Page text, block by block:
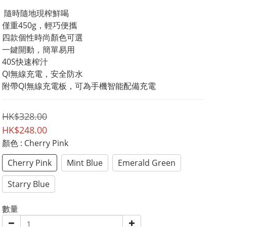
隨時隨地現榨鮮喝
僅重450g，輕巧便攜
四款個性時尚顏色可選
一鍵開動，簡單易用
40S快速榨汁
QI無線充電，安全防水
附帶QI無線充電板，可為手機智能配備充電
HK$328.00
HK$248.00
顏色 : Cherry Pink
Cherry Pink
Mint Blue
Emerald Green
Starry Blue
數量